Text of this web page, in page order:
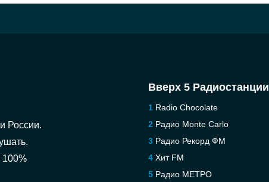
России.
100%
Вверх 5 Радиостанции
Radio Chocolate
Радио Monte Carlo
Радио Рекорд ФМ
Хит FM
Радио МЕТРО